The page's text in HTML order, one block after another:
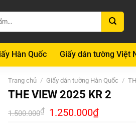
Hàn Quốc Giấy dán tường Việt
Trang chủ / Giấy dán tường Hàn Quốc /
THE VIEW 2025 KR 2
1.500.000₫ Giá
gốc
1.250.000₫Giá
hiện